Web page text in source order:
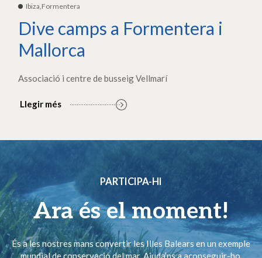
Ibiza,Formentera
Dive camps a Formentera i
Mallorca
Associació i centre de busseig Vellmarí
Llegir més
PARTICIPA-HI
Ara és el moment!
És a les nostres mans convertir les Illes Balears en un exemple
mundial de conservació del mar. Ajuda’ns a aconseguir-ho.